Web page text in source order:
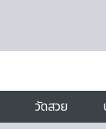
วัดสวย